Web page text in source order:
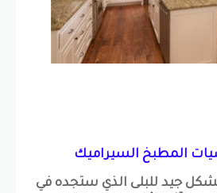
المطبخ السيراميك
جيد للبلى الذي ستجده في